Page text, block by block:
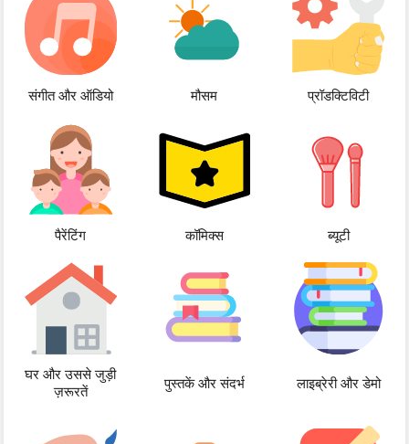
संगीत और ऑडियो मौसम प्रॉडक्टिविटी
पैरेंटिंग कॉमिक्स ब्यूटी
घर और उससे जुड़ी
ज़रूरतें
पुस्तकें और संदर्भ लाइब्रेरी और डेमो